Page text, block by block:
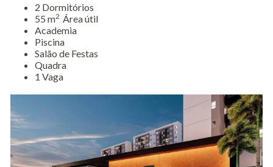
​2 Dormitórios
55 m2 Área útil
Academia
Piscina
Salão de Festas
Quadra
1 Vaga